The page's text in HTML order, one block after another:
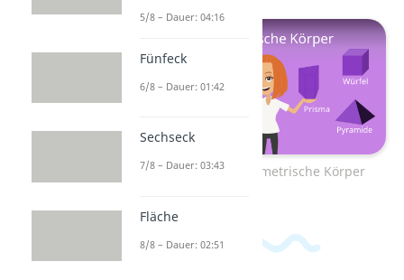
zum Video: Geometrische Körper
5/8 – Dauer: 04:16
Fünfeck
6/8 – Dauer: 01:42
Sechseck
7/8 – Dauer: 03:43
Fläche
8/8 – Dauer: 02:51